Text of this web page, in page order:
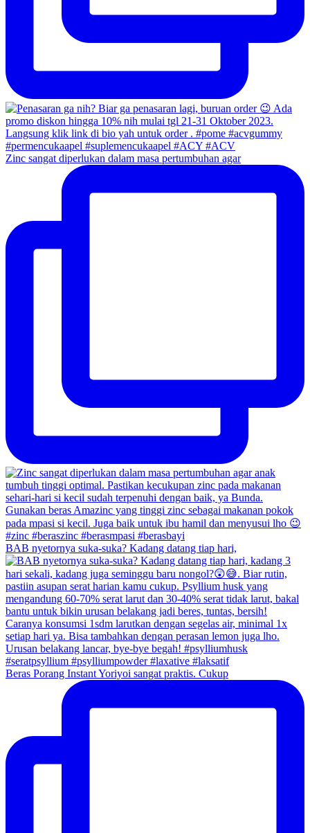
Zinc sangat diperlukan dalam masa pertumbuhan agar
BAB nyetornya suka-suka? Kadang datang tiap hari,
Beras Porang Instant Yoriyoi sangat praktis. Cukup